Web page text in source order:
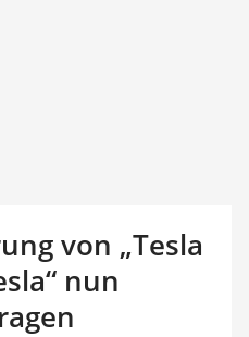
von „Tesla
nun